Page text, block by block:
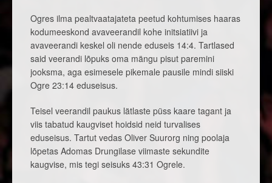
Ogres ilma pealtvaatajateta peetud kohtumises haaras
kodumeeskond avaveerandil kohe initsiatiivi ja
avaveerandi keskel oli nende eduseis 14:4. Tartlased
said veerandi lõpuks oma mängu pisut paremini
jooksma, aga esimesele pikemale pausile mindi siiski
Ogre 23:14 eduseisus.
Teisel veerandil paukus lätlaste püss kaare tagant ja
viis tabatud kaugviset hoidsid neid turvalises
eduseisus. Tartut vedas Oliver Suurorg ning poolaja
lõpetas Adomas Drungilase viimaste sekundite
kaugvise, mis tegi seisuks 43:31 Ogrele.